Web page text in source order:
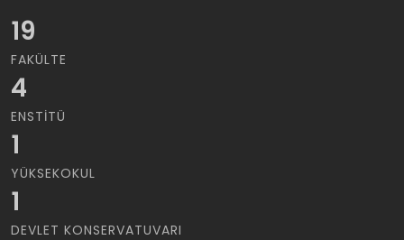
19
FAKÜLTE
4
ENSTITÜ
1
YÜKSEKOKUL
1
DEVLET KONSERVATUVARI